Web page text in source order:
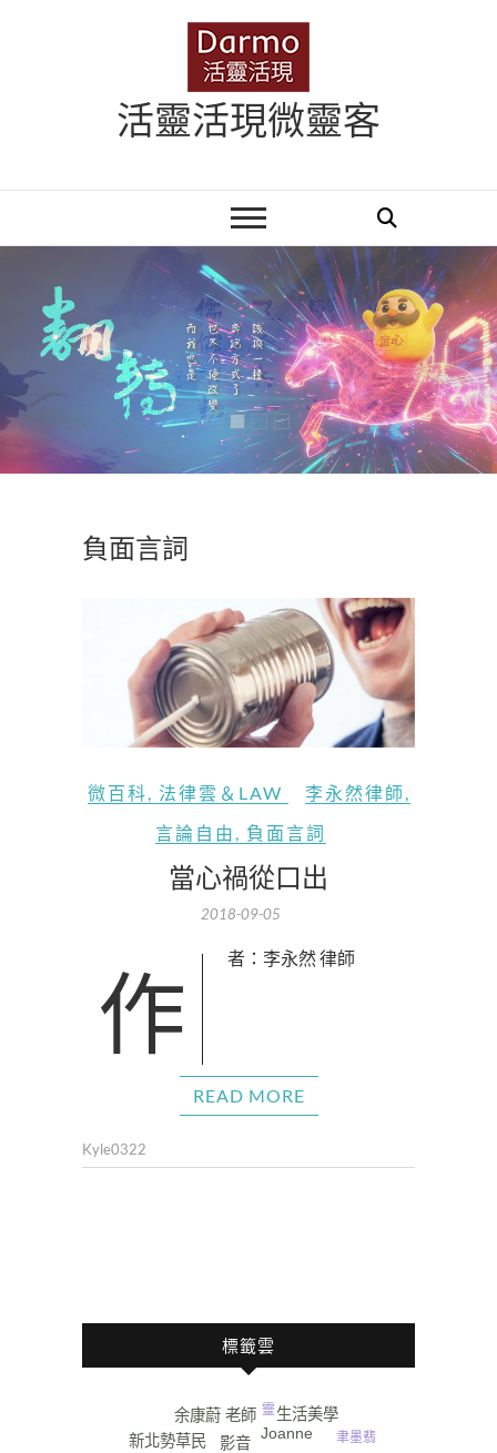
活靈活現微靈客
負面言詞
微百科, 法律雲＆LAW 李永然律師,
言論自由 , 負面言詞
當心禍從口出
2018-09-05
作者：李永然 律師
READ MORE
Kyle0322
標籤雲
Joanne
新北勢草民 影音
生活美學
余康蔚 老師
聿墨翡
靈